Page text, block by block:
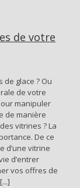
de votre
glace ? Ou
de votre
manipuler
de manière
vitrines ? La
De ce
d’une vitrine
d’entrer
vos offres de